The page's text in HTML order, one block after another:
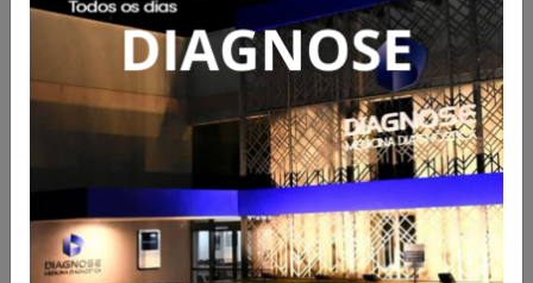
Suspeito de realizar manobras
perigosas foge para mata
após cair de moto em Ceres
Acesse para mais informações
Publicado em 07/08/2026 às 08:02